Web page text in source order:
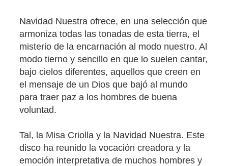
Navidad Nuestra ofrece, en una selección que
armoniza todas las tonadas de esta tierra, el
misterio de la encarnación al modo nuestro. Al
modo tierno y sencillo en que lo suelen cantar,
bajo cielos diferentes, aquellos que creen en
el mensaje de un Dios que bajó al mundo
para traer paz a los hombres de buena
voluntad.
Tal, la Misa Criolla y la Navidad Nuestra. Este
disco ha reunido la vocación creadora y la
emoción interpretativa de muchos hombres y